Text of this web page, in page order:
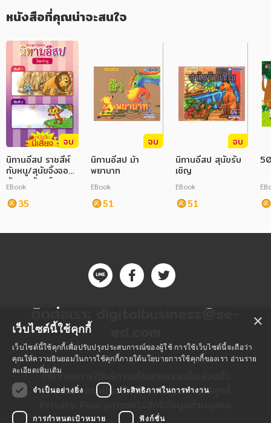
การ์ตูนมังงะ (Manga)
หนังสือที่คุณน่าจะสนใจ
จบ
นิทานอีสป ราชสีห์
กับหนู/สุนัขจิ้งจอก
กับพระจันทร์
EBook
35
จบ
นิทานอีสป ม้า
พยาบาท
EBook
51
จบ
นิทานอีสป สุนัขรับ
เชิญ
EBook
51
ติดต่อเรา: digitalbusiness@se-
ข้อตกลงการใช้บริการ
ข้อตกลงลงทะเบียนนักเขียนนโยบายการใช้คุกกี้
×
เว็บไซต์นี้ใช้คุกกี้
เว็บไซต์นี้ใช้คุกกี้เพื่อปรับปรุงประสบการณ์ของผู้ใช้ การใช้เว็บไซต์นี้จะถือว่า
คุณให้ความยินยอมในการใช้คุกกี้ภายใต้นโยบายการใช้คุกกี้ของเรา อ่านราย
ละเอียดเพิ่มเติม
จำเป็นอย่างยิ่ง
ประสิทธิภาพในการทำงาน
การกำหนดเป้าหมาย ฟังก์ชั่น